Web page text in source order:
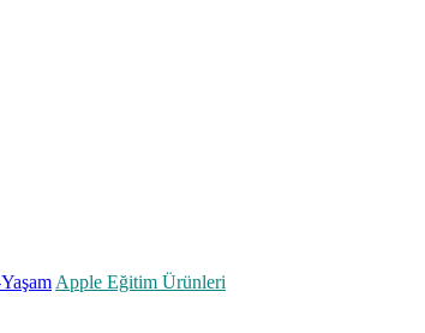
Apple Eğitim Ürünleri